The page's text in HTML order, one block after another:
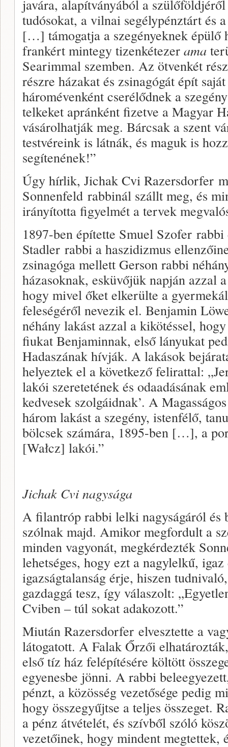
javára, alapítványából a
tudósokat, a vilnai segélypénztárt és
[…] támogatja a szegényeknek épülő
frankért mintegy tizenkétezer ama
Searimmal szemben. Az ötvenkét
részre házakat és zsinagógát épít
háromévenként cserélődnek a
telkeket apránként fizetve a Magyar
vásárolhatják meg. Bárcsak a szent
testvéreink is látnák, és maguk is
segítenének!”
Úgy hírlik, Jichak Cvi Razersdorfer
Sonnenfeld rabbinál szállt meg, és
irányította figyelmét a tervek
1897-ben építette Smuel Szofer rabbi
Stadler rabbi a haszidizmus
zsinagóga mellett Gerson rabbi
házasoknak, esküvőjük napján azzal
hogy mivel őket elkerülte a
feleségéről nevezik el. Benjamin
néhány lakást azzal a kikötéssel,
fiukat Benjaminnak, első lányukat
Hadaszának hívják. A lakások
helyeztek el a következő felirattal:
lakói szeretetének és odaadásának
kedvesek szolgáidnak’. A
három lakást a szegény, istenfélő,
bölcsek számára, 1895-ben […], a
[Wałcz] lakói.”
Jichak Cvi nagysága
A filantróp rabbi lelki nagyságáról és
szólnak majd. Amikor megfordult a
minden vagyonát, megkérdezték
lehetséges, hogy ezt a nagylelkű,
igazságtalanság érje, hiszen
gazdaggá tesz, így válaszolt:
Cviben – túl sokat adakozott.”
Miután Razersdorfer elvesztette a
látogatott. A Falak Őrzői
első tíz ház felépítésére költött
egyenesbe jönni. A rabbi
pénzt, a közösség vezetősége pedig
hogy összegyűjtse a teljes összeget.
a pénz átvételét, és szívből szóló
vezetőinek, hogy mindent megtettek,